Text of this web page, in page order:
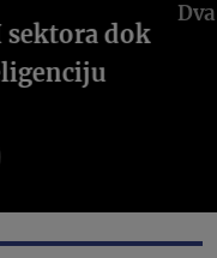
sektora dok